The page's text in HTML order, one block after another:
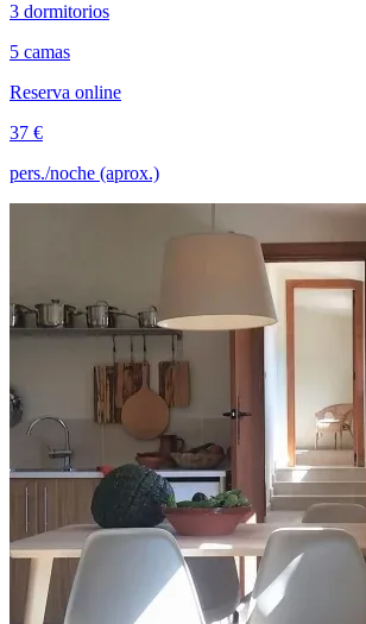
3 dormitorios
5 camas
Reserva online
37 €
pers./noche (aprox.)